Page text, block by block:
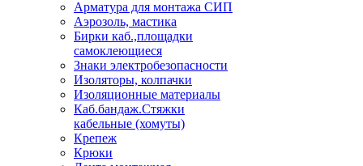
Арматура для монтажа СИП
Аэрозоль, мастика
Бирки каб.,площадки
самоклеющиеся
Знаки электробезопасности
Изоляторы, колпачки
Изоляционные материалы
Каб.бандаж.Стяжки
кабельные (хомуты)
Крепеж
Крюки